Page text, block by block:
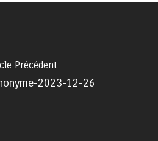
Précédent
2023-12-26